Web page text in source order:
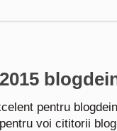
pentru
voi cititorii